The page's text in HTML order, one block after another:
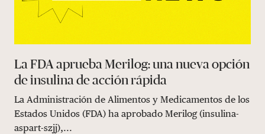
La FDA aprueba Merilog: una nueva opción
de insulina de acción rápida
La Administración de Alimentos y Medicamentos de los
Estados Unidos (FDA) ha aprobado Merilog (insulina-
aspart-szjj),...